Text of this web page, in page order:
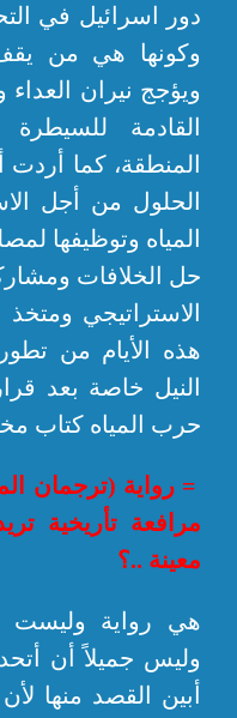
دور اسرائيل في
وكونها هي من يقف
ويؤجج نيران
القادمة
المنطقة، كما أردت
الحلول من أجل
المياه وتوظيفها
حل الخلافات
الاستراتيجي
هذه الأيام من
النيل خاصة بعد
حرب المياه كتاب
= رواية (ترجمان
مرافعة تأريخية
معينة ..؟
هي رواية وليست
وليس جميلاً أن
أبين القصد منها